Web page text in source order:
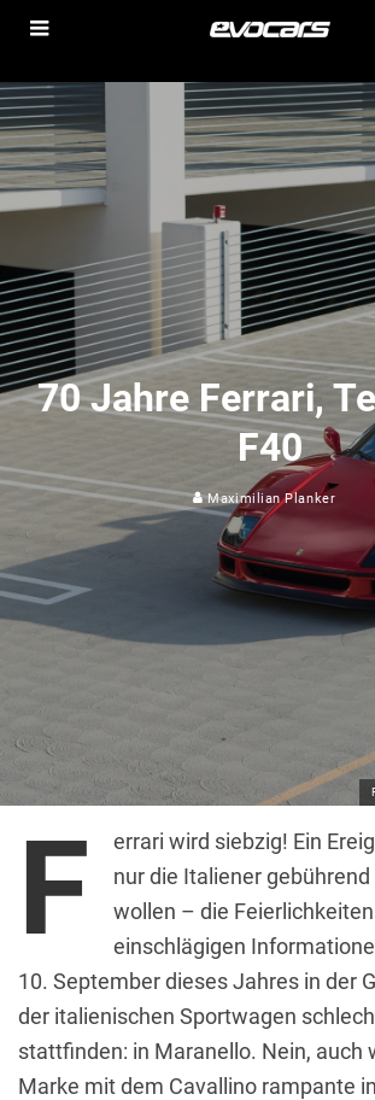
70 Jahre Ferrari,
F40
Maximilian Planker
F
errari wird siebzig! Ein
nur die Italiener
wollen – die
einschlägigen
10. September dieses Jahres in der
der italienischen Sportwagen
stattfinden: in Maranello. Nein, auch
Marke mit dem Cavallino rampante